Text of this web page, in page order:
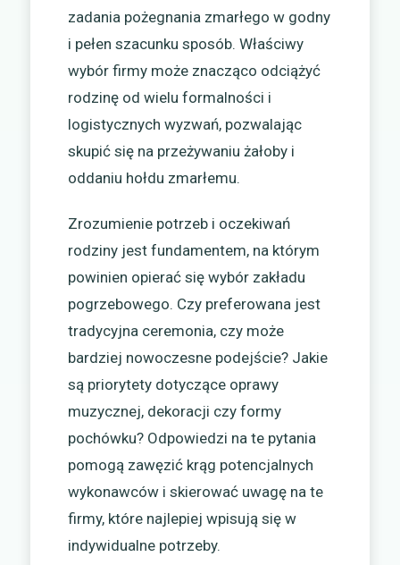
zadania pożegnania zmarłego w godny
i pełen szacunku sposób. Właściwy
wybór firmy może znacząco odciążyć
rodzinę od wielu formalności i
logistycznych wyzwań, pozwalając
skupić się na przeżywaniu żałoby i
oddaniu hołdu zmarłemu.
Zrozumienie potrzeb i oczekiwań
rodziny jest fundamentem, na którym
powinien opierać się wybór zakładu
pogrzebowego. Czy preferowana jest
tradycyjna ceremonia, czy może
bardziej nowoczesne podejście? Jakie
są priorytety dotyczące oprawy
muzycznej, dekoracji czy formy
pochówku? Odpowiedzi na te pytania
pomogą zawęzić krąg potencjalnych
wykonawców i skierować uwagę na te
firmy, które najlepiej wpisują się w
indywidualne potrzeby.